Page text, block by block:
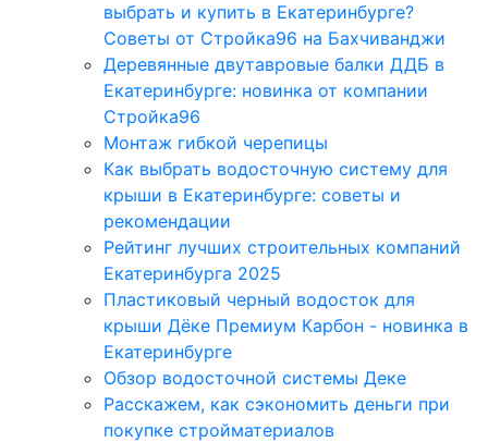
выбрать и купить в Екатеринбурге?
Советы от Стройка96 на Бахчиванджи
Деревянные двутавровые балки ДДБ в
Екатеринбурге: новинка от компании
Стройка96
Монтаж гибкой черепицы
Как выбрать водосточную систему для
крыши в Екатеринбурге: советы и
рекомендации
Рейтинг лучших строительных компаний
Екатеринбурга 2025
Пластиковый черный водосток для
крыши Дёке Премиум Карбон - новинка в
Екатеринбурге
Обзор водосточной системы Деке
Расскажем, как сэкономить деньги при
покупке стройматериалов